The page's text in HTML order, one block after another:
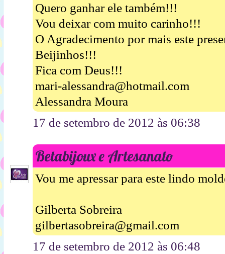
Quero ganhar ele também!!!
Vou deixar com muito carinho!!!
O Agradecimento por mais este
Beijinhos!!!
Fica com Deus!!!
mari-alessandra@hotmail.com
Alessandra Moura
17 de setembro de 2012 às 06:38
Betabijoux e Artesanato
Vou me apressar para este lindo
Gilberta Sobreira
gilbertasobreira@gmail.com
17 de setembro de 2012 às 06:48